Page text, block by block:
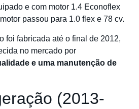
e com motor 1.4 Econoflex
passou para 1.0 flex e 78 cv.
foi fabricada até o final de 2012,
no mercado por
e uma manutenção de
(2013-